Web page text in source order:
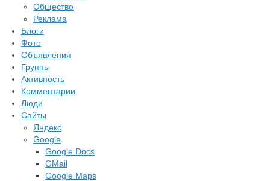
Общество
Реклама
Блоги
Фото
Объявления
Группы
Активность
Комментарии
Люди
Сайты
Яндекс
Google
Google Docs
GMail
Google Maps